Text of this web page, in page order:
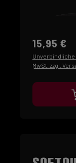
15,95 €
Unverbindliche
MwSt. zzgl.